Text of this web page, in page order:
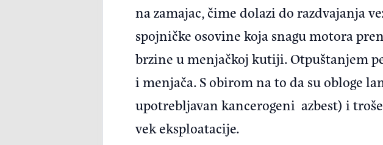
na zamajac, čime dolazi do razdvajanja
spojničke osovine koja snagu motora
brzine u menjačkoj kutiji. Otpuštanjem
i menjača. S obirom na to da su obloge
upotrebljavan kancerogeni azbest) i
vek eksploatacije.